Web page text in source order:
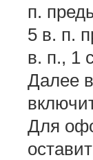
п.
5 в. п.
в. п., 1
Далее
Для